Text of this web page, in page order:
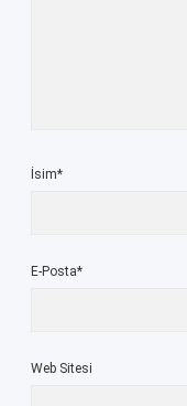
İsim*
E-Posta*
Web Sitesi